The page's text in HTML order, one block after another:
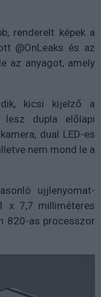
renderelt képek a
@OnLeaks és az
az anyagot, amely
kicsi kijelző a
lesz dupla előlapi
dual LED-es
nem mond le a
ujjlenyomat-
x 7,7 milliméteres
820-as processzor